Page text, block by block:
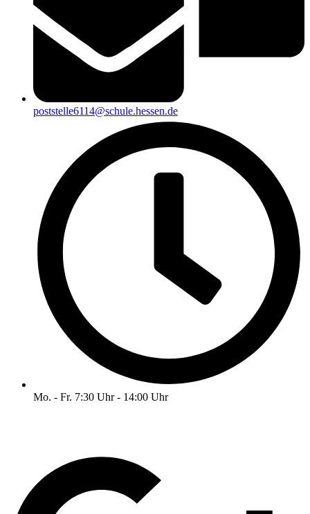
poststelle6114@schule.hessen.de
Mo. - Fr. 7:30 Uhr - 14:00 Uhr